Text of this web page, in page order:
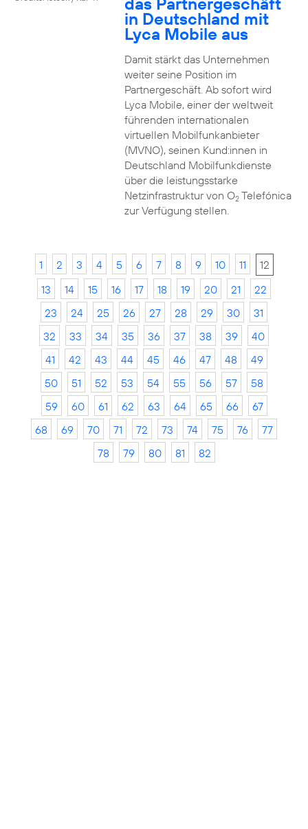
in Deutschland mit
Lyca Mobile aus
Damit stärkt das Unternehmen
weiter seine Position im
Partnergeschäft. Ab sofort wird
Lyca Mobile, einer der weltweit
führenden internationalen
virtuellen Mobilfunkanbieter
(MVNO), seinen Kund:innen in
Deutschland Mobilfunkdienste
über die leistungsstarke
Netzinfrastruktur von O2Telefónica
zur Verfügung stellen.
1 2 3 4 5 6 7 8 9 10 11
12
13
14 15 16 17 18 19 20 21
22
23
24 25 26 27 28 29 30
31
32
33 34 35 36 37 38 39
40
41
42 43 44 45 46 47 48
49
50
51 52 53 54 55 56 57
58
59
60 61 62 63 64 65 66
67
68
69 70 71 72 73 74 75 76
77
78
79 80 81 82